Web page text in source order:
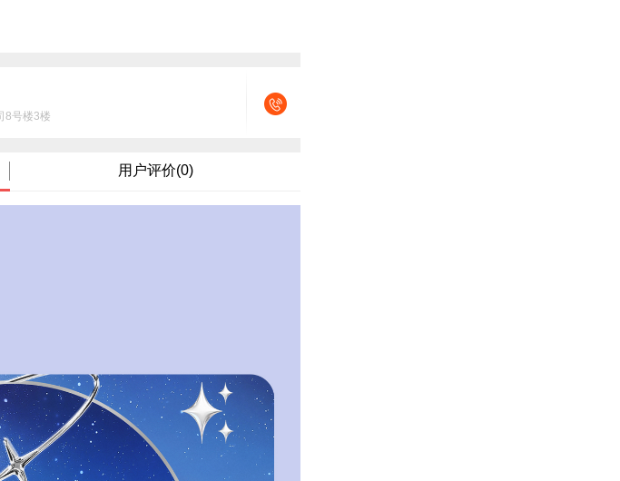
8号楼3楼
用户评价(0)